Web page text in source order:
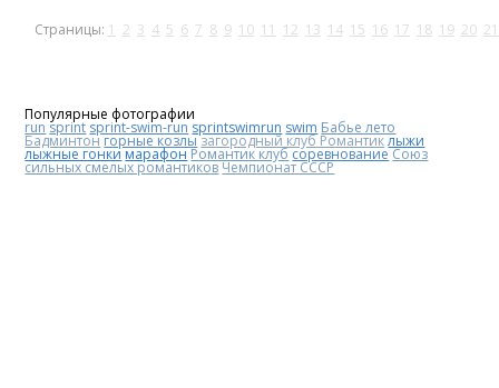
Страницы: 1 2 3 4 5 6 7 8 9 10 11 12 13 14 15 16 17 18 19 20 21
Популярные фотографии
run sprint sprint-swim-run sprintswimrun swim Бабье лето
Бадминтонгорные козлы загородный клуб Романтиклыжи
лыжные гонки марафонРомантик клубсоревнованиеСоюз
сильных смелых романтиковЧемпионат СССР